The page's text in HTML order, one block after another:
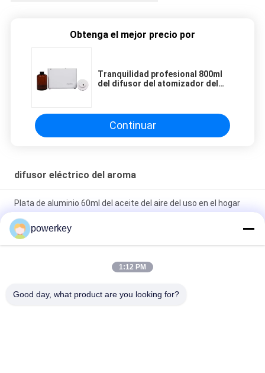
Obtenga el mejor precio por
Tranquilidad profesional 800ml
del difusor del atomizador del
Continuar
difusor eléctrico del aroma
Plata de aluminio 60ml del aceite del aire del uso en el hogar
con mejores ventas reservado estupendo del humectador
Portable eléctrico del difusor 100ml 12V del aceite esencial
aroma para la tienda al por menor
powerkey
1:12 PM
Good day, what product are you looking for?